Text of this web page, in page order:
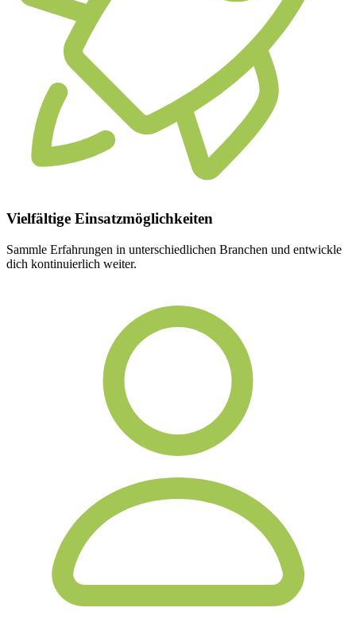
Vielfältige Einsatzmöglichkeiten
Sammle Erfahrungen in unterschiedlichen Branchen und entwickle
dich kontinuierlich weiter.